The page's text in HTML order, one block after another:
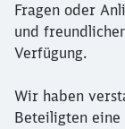
Fragen oder
und
Verfügung.
Wir haben
Beteiligten